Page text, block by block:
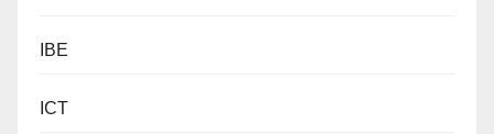
IBE
ICT